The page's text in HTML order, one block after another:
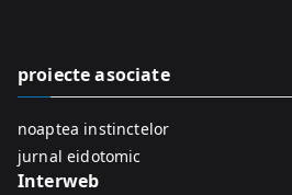
proiecte asociate
noaptea instinctelor
jurnal eidotomic
Interweb